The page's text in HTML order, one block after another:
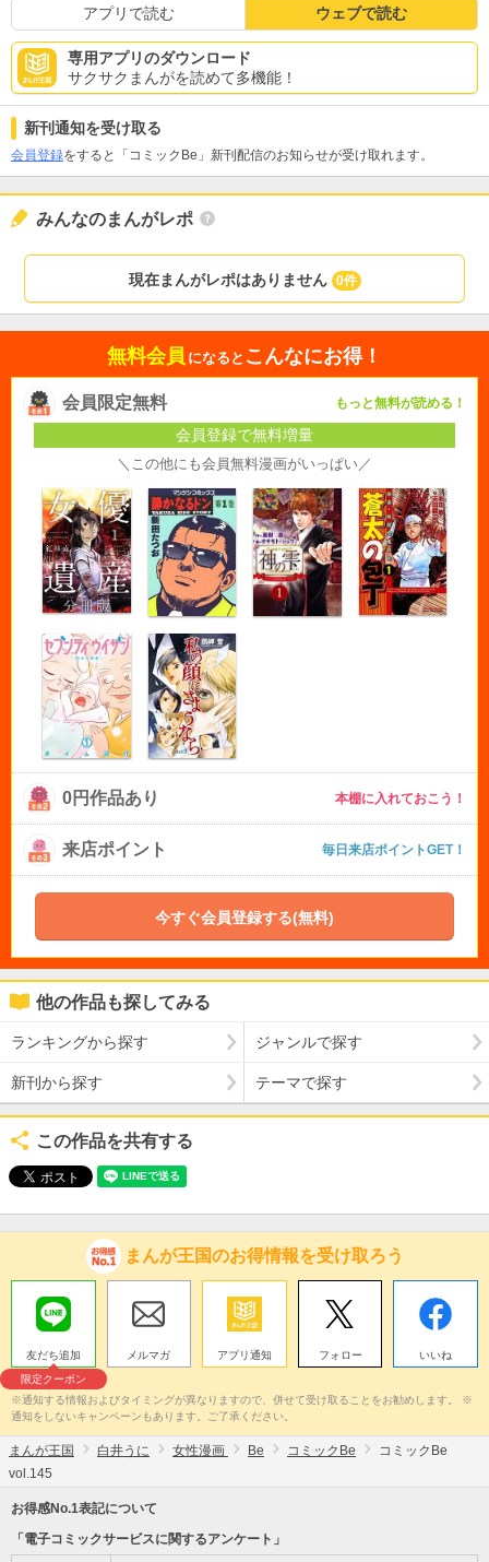
アプリで読む ウェブで読む
専用アプリのダウンロード
サクサクまんがを読めて多機能！
新刊通知を受け取る
会員登録をすると「コミックBe」新刊配信のお知らせが受け取れます。
みんなのまんがレポ
現在まんがレポはありません 0件
無料会員 になると こんなにお得！
会員限定無料 もっと無料が読める！
会員登録で無料増量
＼この他にも会員無料漫画がいっぱい／
0円作品あり 本棚に入れておこう！
来店ポイント 毎日来店ポイントGET！
今すぐ会員登録する(無料)
他の作品も探してみる
ランキングから探す ジャンルで探す
新刊から探す テーマで探す
この作品を共有する
まんが王国のお得情報を受け取ろう
友だち追加
限定クーポン
メルマガ アプリ通知 フォロー いいね
※通知する情報およびタイミングが異なりますので、併せて受け取ることをお勧めします。 ※
通知をしないキャンペーンもあります。ご了承ください。
まんが王国 白井うに 女性漫画 Be コミックBe
コミックBe
vol.145
お得感No.1表記について
「電子コミックサービスに関するアンケート」